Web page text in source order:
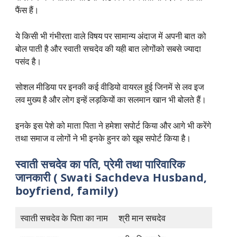
फैंस हैं।
ये किसी भी गंभीरता वाले विषय पर सामान्य अंदाज में अपनी बात को
बोल पाती है और स्वाती सचदेव की यही बात लोगोंको सबसे ज्यादा
पसंद है।
सोशल मीडिया पर इनकी कई वीडियो वायरल हुई जिनमें से लव इज
लव मुख्य है और लोग इन्हें लड़कियों का सलमान खान भी बोलते हैं।
इनके इस पेशे को माता पिता ने हमेशा सपोर्ट किया और आगे भी करेंगे
तथा समाज व लोगों ने भी इनके हुनर को खूब सपोर्ट किया है।
स्वाती सचदेव का पति, प्रेमी तथा पारिवारिक
जानकारी ( Swati Sachdeva Husband,
boyfriend, family)
स्वाती सचदेव के पिता का नाम
श्री मान सचदेव